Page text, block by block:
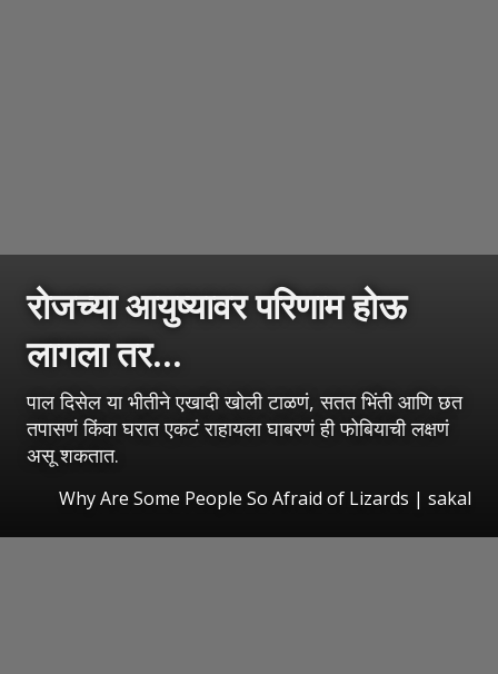
रोजच्या आयुष्यावर परिणाम होऊ
लागला तर...
पाल दिसेल या भीतीने एखादी खोली टाळणं, सतत भिंती आणि छत
तपासणं किंवा घरात एकटं राहायला घाबरणं ही फोबियाची लक्षणं
असू शकतात.
Why Are Some People So Afraid of Lizards | sakal